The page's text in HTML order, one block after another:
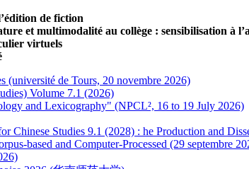
de fiction
et multimodalité au collège : sensibilisation à
virtuels
(université de Tours, 20 novembre 2026)
Volume 7.1 (2026)
and Lexicography" (NPCL², 16 to 19 July 2026)
Chinese Studies 9.1 (2028) : he Production and
based and Computer-Processed (29 septembre